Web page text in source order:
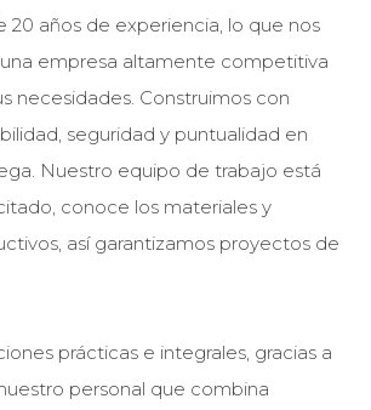
20 años de experiencia, lo que nos
empresa altamente competitiva
necesidades. Construimos con
seguridad y puntualidad en
Nuestro equipo de trabajo está
conoce los materiales y
así garantizamos proyectos de
prácticas e integrales, gracias a
personal que combina